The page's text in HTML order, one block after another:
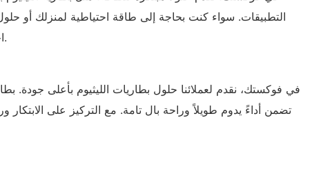
التطبيقات. سواء كنت بحاجة إلى طاقة احتياطية لمنزلك أو
احتياجاتهم وتتجاوز توقعاتهم. ثق بفوكتك لتكون شريكك في حلول الطاقة، حيث نقدم حلول تخزين طاقة موثوقة يمكنك الاعتماد عليها.
تضمن أداءً يدوم طويلاً وراحة بال تامة. مع التركيز على